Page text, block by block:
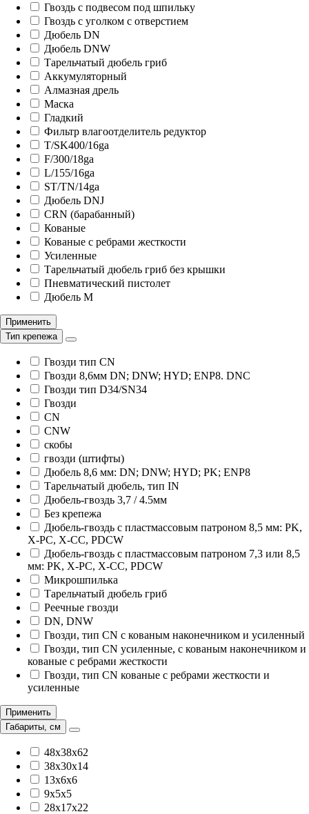
Гвоздь с подвесом под шпильку
Гвоздь с уголком с отверстием
Дюбель DN
Дюбель DNW
Тарельчатый дюбель гриб
Аккумуляторный
Алмазная дрель
Маска
Гладкий
Фильтр влагоотделитель редуктор
T/SK400/16ga
F/300/18ga
L/155/16ga
ST/TN/14ga
Дюбель DNJ
СRN (барабанный)
Кованые
Кованые с ребрами жесткости
Усиленные
Тарельчатый дюбель гриб без крышки
Пневматический пистолет
Дюбель М
Применить
Тип крепежа
Гвозди тип CN
Гвозди 8,6мм DN; DNW; HYD; ENP8. DNC
Гвозди тип D34/SN34
Гвозди
CN
CNW
скобы
гвозди (штифты)
Дюбель 8,6 мм: DN; DNW; HYD; PK; ENP8
Тарельчатый дюбель, тип IN
Дюбель-гвоздь 3,7 / 4.5мм
Без крепежа
Дюбель-гвоздь с пластмассовым патроном 8,5 мм: PK,
X-PC, X-CC, PDCW
Дюбель-гвоздь с пластмассовым патроном 7,3 или 8,5
мм: PK, X-PC, X-CC, PDCW
Микрошпилька
Тарельчатый дюбель гриб
Реечные гвозди
DN, DNW
Гвозди, тип CN с кованым наконечником и усиленный
Гвозди, тип CN усиленные, с кованым наконечником и
кованые с ребрами жесткости
Гвозди, тип CN кованые с ребрами жесткости и
усиленные
Применить
Габариты, см
48х38х62
38x30x14
13x6x6
9x5x5
28x17x22